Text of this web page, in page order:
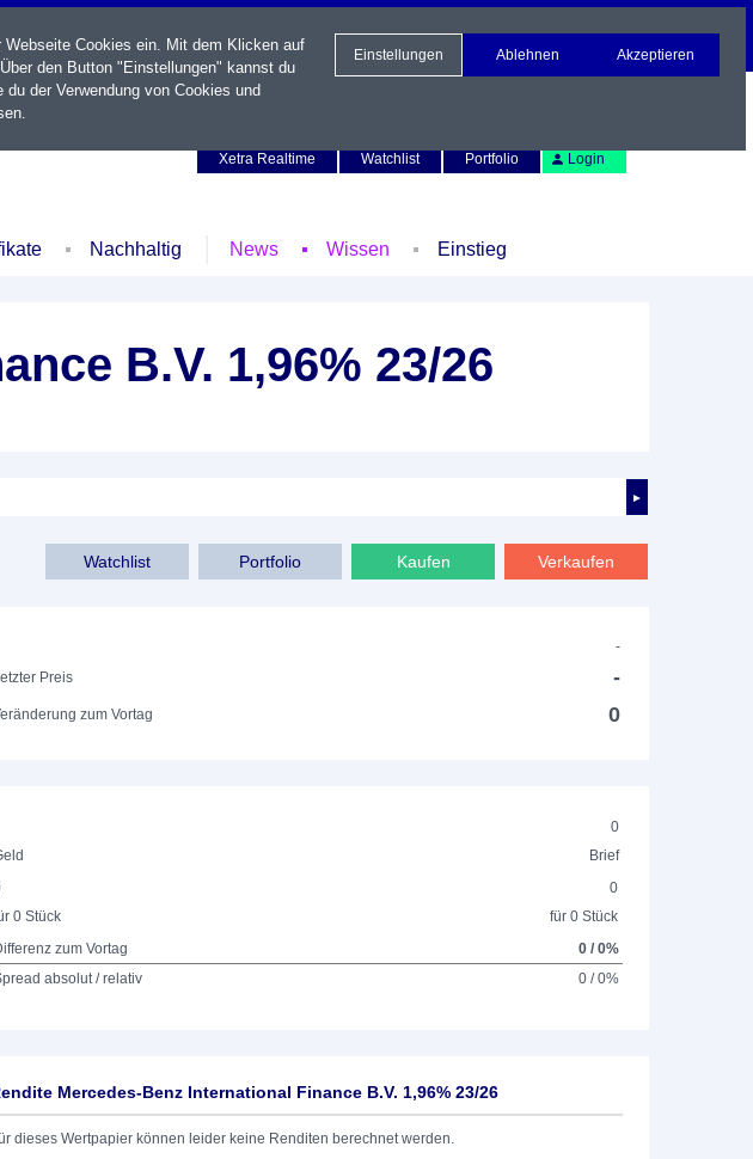
Xetra Realtime
Watchlist Portfolio Login
Nachhaltig News Wissen Einstieg
B.V. 1,96% 23/26
►
Verkaufen
Kaufen
Portfolio
Watchlist
-
Preis
-
zum Vortag 0
0
Brief
0 Stück
0
für 0 Stück
zum Vortag
0 / 0%
absolut / relativ
0 / 0%
Mercedes-Benz International Finance B.V. 1,96% 23/26
dieses Wertpapier können leider keine Renditen berechnet werden.
Cookies ein. Mit dem Klicken auf
den Button "Einstellungen" kannst du
der Verwendung von Cookies und
.
Einstellungen Ablehnen Akzeptieren